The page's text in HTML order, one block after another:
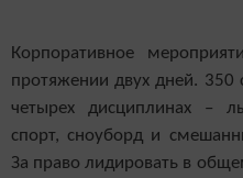
Корпоративное
протяжении двух дней. 350
четырех дисциплинах –
спорт, сноуборд и
За право лидировать в